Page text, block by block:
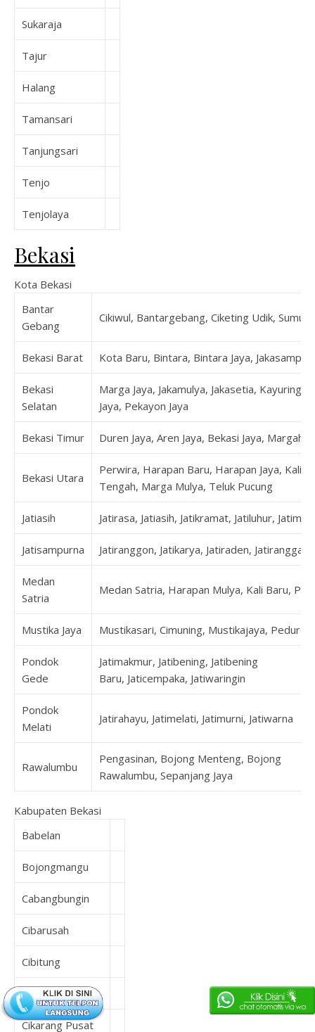
Sukaraja
Tajur
Halang
Tamansari
Tanjungsari
Tenjo
Tenjolaya
Bekasi
Kota Bekasi
Bantar
Gebang
Cikiwul, Bantargebang, Ciketing Udik, Sumur
Bekasi Barat Kota Baru, Bintara, Bintara Jaya,
Bekasi
Selatan
Marga Jaya, Jakamulya, Jakasetia, Kayuringin
Jaya, Pekayon Jaya
Bekasi Timur Duren Jaya, Aren Jaya, Bekasi Jaya,
Bekasi Utara
Perwira, Harapan Baru, Harapan Jaya,
Tengah, Marga Mulya, Teluk Pucung
Jatiasih Jatirasa, Jatiasih, Jatikramat, Jatiluhur,
Jatisampurna Jatiranggon, Jatikarya, Jatiraden, Jatirangga,
Medan
Satria
Medan Satria, Harapan Mulya, Kali Baru,
Mustika Jaya Mustikasari, Cimuning, Mustikajaya,
Pondok
Gede
Jatimakmur, Jatibening, Jatibening
Baru, Jaticempaka, Jatiwaringin
Pondok
Melati
Jatirahayu, Jatimelati, Jatimurni, Jatiwarna
Rawalumbu
Pengasinan, Bojong Menteng, Bojong
Rawalumbu, Sepanjang Jaya
Kabupaten Bekasi
Babelan
Bojongmangu
Cabangbungin
Cibarusah
Cibitung
Cikarang Barat
Cikarang Pusat